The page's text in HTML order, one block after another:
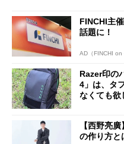
FINCHI主
話題に！
AD（FINCHI on
Razer印の
4」は、タ
なくても欲
【西野亮
の作り方と